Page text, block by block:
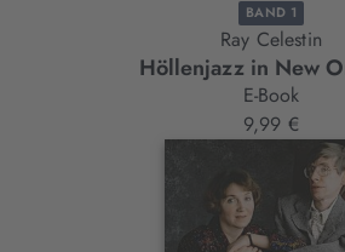
BAND 1
Ray Celestin
Höllenjazz in New
E-Book
9,99 €